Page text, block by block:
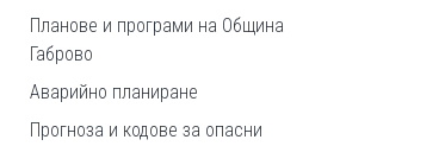
Планове и програми на Община
Габрово
Аварийно планиране
Прогноза и кодове за опасни